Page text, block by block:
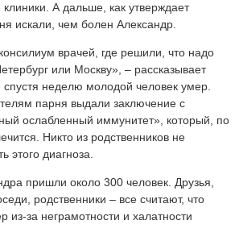
А дальше, как утверждает
искали, чем болен Александр.
врачей, где решили, что надо
или Москву», – рассказывает
неделю молодой человек умер.
парня выдали заключение с
ослабленный иммунитет», который, по
Никто из родственников не
этого диагноза.
пришли около 300 человек. Друзья,
родственники – все считают, что
из-за неграмотности и халатности